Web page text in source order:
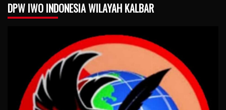
DPW IWO INDONESIA WILAYAH KALBAR